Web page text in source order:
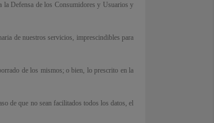
la Defensa de los Consumidores y Usuarios y
de nuestros servicios, imprescindibles para
de los mismos; o bien, lo prescrito en la
de que no sean facilitados todos los datos, el